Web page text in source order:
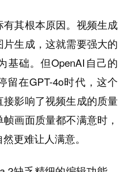
其根本原因。视频生成
生成，这就需要强大的
基础。但OpenAI自己的
留在GPT-4o时代，这个
影响了视频生成的质量
帧画面质量都不满意时，
更难让人满意。